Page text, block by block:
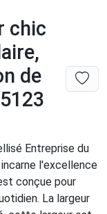
chic
de
Entreprise du
l'excellence
conçue pour
La largeur